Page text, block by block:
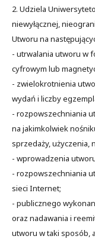
2. Udziela
niewyłącznej,
Utworu na
- utrwalania utworu w
cyfrowym lub
- zwielokrotnienia
wydań i liczby
- rozpowszechniania
na jakimkolwiek
sprzedaży, użyczenia,
- wprowadzenia
- rozpowszechniania
sieci Internet;
- publicznego
oraz nadawania i
utworu w taki sposób,